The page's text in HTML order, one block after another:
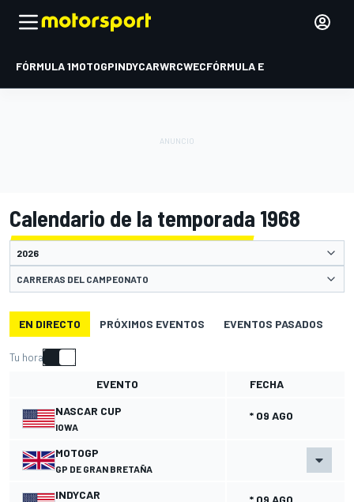
FÓRMULA 1MOTOGPINDYCARWRCWECFÓRMULA E
Calendario de la temporada 1968
CARRERAS DEL CAMPEONATO
EN DIRECTO PRÓXIMOS EVENTOS EVENTOS PASADOS
Tu hora
EVENTO
FECHA
NASCAR CUP
IOWA
* 09 AGO
MOTOGP
GP DE GRAN BRETAÑA
INDYCAR * 09 AGO